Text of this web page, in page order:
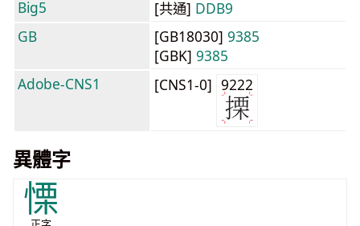
Big5 [共通] DDB9
GB
[GB18030] 9385
[GBK] 9385
Adobe-CNS1
[CNS1-0] 9222
異體字
慄